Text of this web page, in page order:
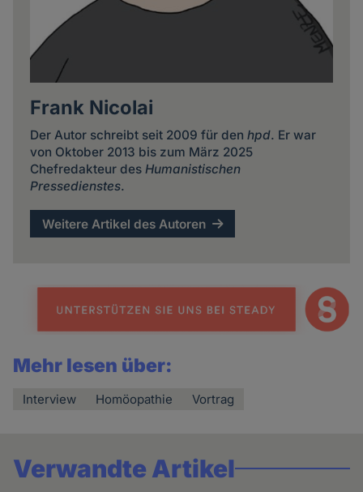
Frank Nicolai
Der Autor schreibt seit 2009 für den hpd. Er war
von Oktober 2013 bis zum März 2025
Chefredakteur des Humanistischen
Pressedienstes.
Weitere Artikel des Autoren
Mehr lesen über:
Interview Homöopathie Vortrag
Verwandte Artikel